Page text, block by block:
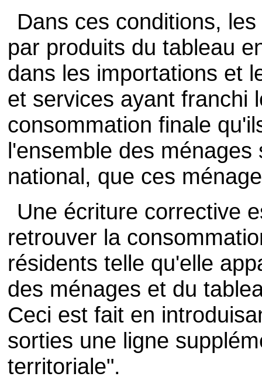
Dans ces conditions,
par produits du tableau
dans les importations et
et services ayant franchi
consommation finale
l'ensemble des
national, que ces
Une écriture corrective
retrouver la
résidents telle qu'elle
des ménages et du
Ceci est fait en
sorties une ligne
territoriale".